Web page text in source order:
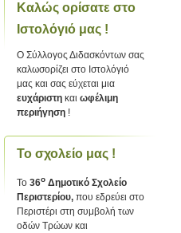
Καλώς ορίσατε στο
Ιστολόγιό μας !
Ο Σύλλογος Διδασκόντων σας
καλωσορίζει στο Ιστολόγιό
μας και σας εύχεται μια
ευχάριστη και ωφέλιμη
περιήγηση !
Το σχολείο μας !
Το 36ο Δημοτικό Σχολείο
Περιστερίου, που εδρεύει στο
Περιστέρι στη συμβολή των
οδών Τρώων και